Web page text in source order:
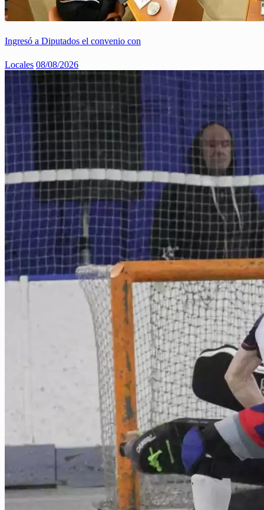
Ingresó a Diputados el convenio con
Locales 08/08/2026